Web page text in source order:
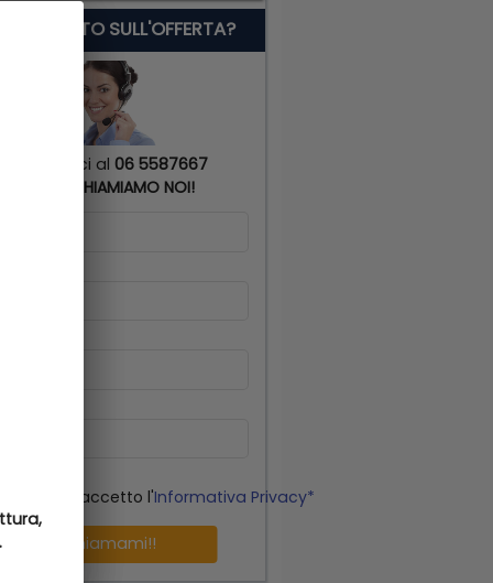
SERVE AIUTO SULL'OFFERTA?
Chiamaci al 06 5587667
TI RICHIAMIAMO NOI!
Ho letto ed accetto l'Informativa Privacy*
Richiamami!!